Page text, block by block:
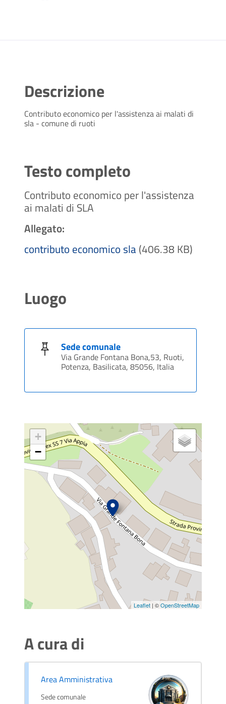
Descrizione
Contributo economico per l'assistenza ai malati di
sla - comune di ruoti
Testo completo
Contributo economico per l'assistenza
ai malati di SLA
Allegato:
contributo economico sla(406.38 KB)
Luogo
Sede comunale
Via Grande Fontana Bona,53, Ruoti,
Potenza, Basilicata, 85056, Italia
+
−
Leaflet | ©OpenStreetMap
A cura di
Area Amministrativa
Sede comunale